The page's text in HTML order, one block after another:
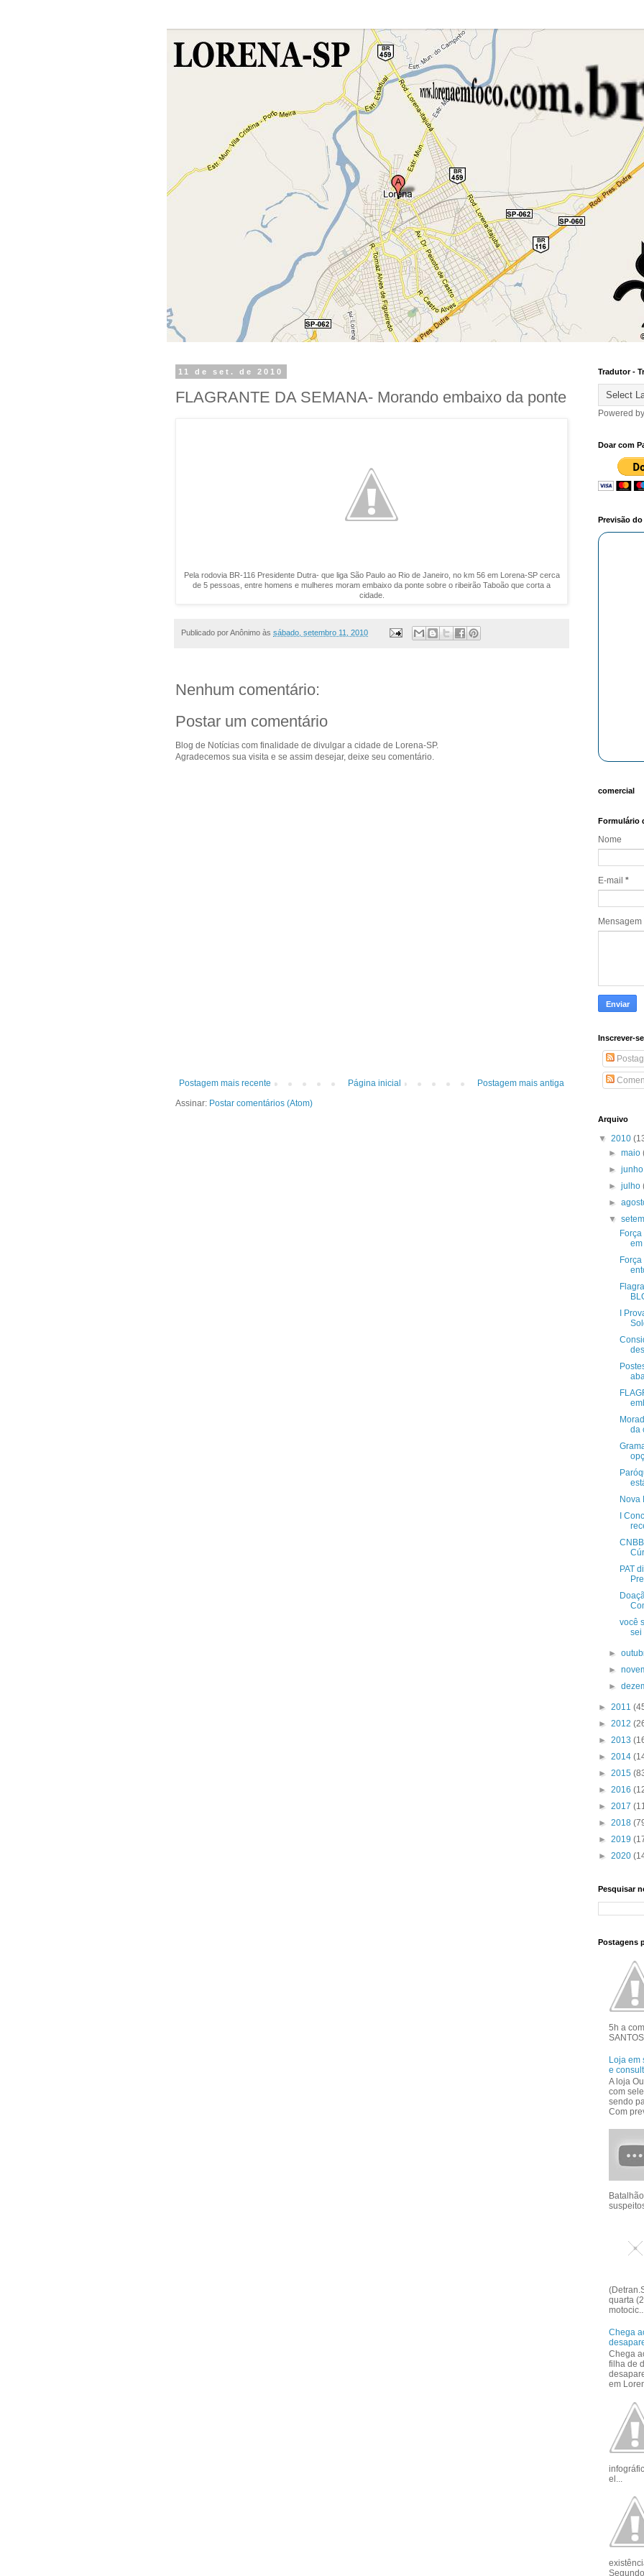
11 de set. de 2010
FLAGRANTE DA SEMANA- Morando embaixo da ponte
Pela rodovia BR-116 Presidente Dutra- que liga São Paulo ao Rio de Janeiro, no km 56 em Lorena-SP cerca
de 5 pessoas, entre homens e mulheres moram embaixo da ponte sobre o ribeirão Taboão que corta a
cidade.
Publicado porAnônimo às sábado, setembro 11, 2010
Nenhum comentário:
Postar um comentário
Blog de Notícias com finalidade de divulgar a cidade de Lorena-SP.
Agradecemos sua visita e se assim desejar, deixe seu comentário.
Postagem mais recente Postagem mais antiga
Página inicial
Assinar: Postar comentários (Atom)
Tradutor -
Powered by
Doar com
Previsão do
comercial
Formulário
Nome
E-mail *
Mensagem
Inscrever-
Arquivo
▼ 2010
►maio
►
►julho
►
▼
I
da
Nova
I
PAT
você
sei
►
►
►
► 2011
► 2012
► 2013
► 2014
► 2015
► 2016
► 2017
► 2018
► 2019
► 2020
Pesquisar
Postagens
5h a
Loja em
e
A loja
com
sendo
Com
quarta
Chega
Chega
filha de
em
el...